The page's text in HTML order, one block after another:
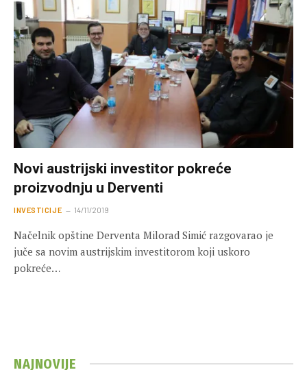
Novi austrijski investitor pokreće
proizvodnju u Derventi
INVESTICIJE 14/11/2019
Načelnik opštine Derventa Milorad Simić razgovarao je
juče sa novim austrijskim investitorom koji uskoro
pokreće…
NAJNOVIJE